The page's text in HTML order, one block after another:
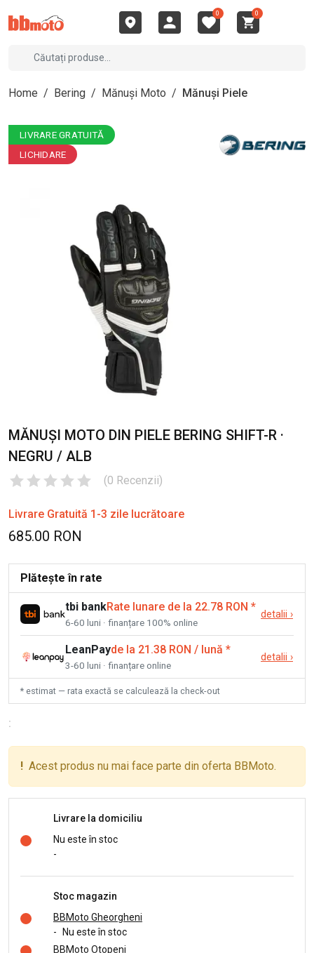
0 0
Home / Bering / Mănuși Moto / Mănuși Piele
LIVRARE GRATUITĂ
LICHIDARE
MĂNUȘI MOTO DIN PIELE BERING SHIFT-R ·
NEGRU / ALB
(0 Recenzii)
Livrare Gratuită 1-3 zile lucrătoare
685.00 RON
Plătește în rate
tbi bankRate lunare de la 22.78 RON *
6-60 luni · finanțare 100% online
detalii ›
LeanPayde la 21.38 RON / lună *
3-60 luni · finanțare online
detalii ›
* estimat — rata exactă se calculează la check-out
:
! Acest produs nu mai face parte din oferta BBMoto.
Livrare la domiciliu
Nu este în stoc
-
Stoc magazin
BBMoto Gheorgheni
-
Nu este în stoc
BBMoto Otopeni